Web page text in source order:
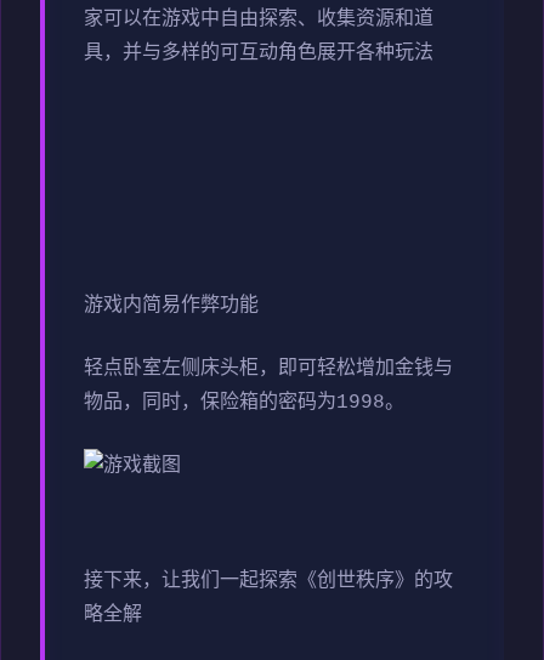
家可以在游戏中自由探索、收集资源和道
具，并与多样的可互动角色展开各种玩法
游戏内简易作弊功能
轻点卧室左侧床头柜，即可轻松增加金钱与
物品，同时，保险箱的密码为1998。
接下来，让我们一起探索《创世秩序》的攻
略全解